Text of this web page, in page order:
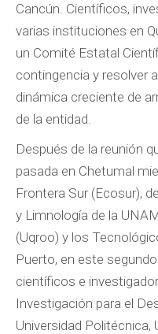
Cancún. Científicos,
varias instituciones en
un Comité Estatal
contingencia y resolver
dinámica creciente de
de la entidad.
Después de la reunión
pasada en Chetumal
Frontera Sur (Ecosur),
y Limnología de la
(Uqroo) y los
Puerto, en este
científicos e
Investigación para el
Universidad Politécnica,